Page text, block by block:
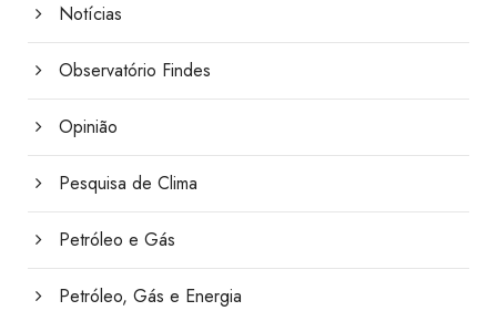
Notícias
Observatório Findes
Opinião
Pesquisa de Clima
Petróleo e Gás
Petróleo, Gás e Energia